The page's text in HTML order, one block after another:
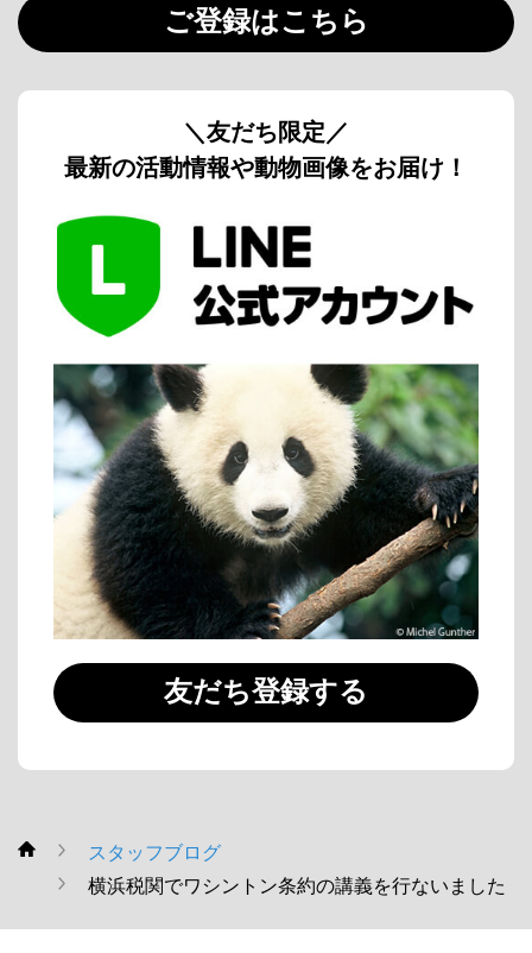
ご登録はこちら
＼友だち限定／
最新の活動情報や動物画像をお届け！
友だち登録する
WWF
スタッフブログ
横浜税関でワシントン条約の講義を行ないました